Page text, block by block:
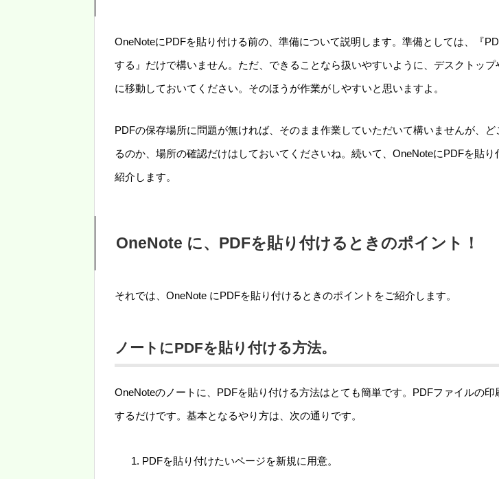
OneNoteにPDFを貼り付ける前の、準備について説明します。準備としては、『
する』だけで構いません。ただ、できることなら扱いやすいように、デスクトッ
に移動しておいてください。そのほうが作業がしやすいと思いますよ。
PDFの保存場所に問題が無ければ、そのまま作業していただいて構いませんが、ど
るのか、場所の確認だけはしておいてくださいね。続いて、OneNoteにPDFを貼り
紹介します。
OneNote に、PDFを貼り付けるときのポイント！
それでは、OneNote にPDFを貼り付けるときのポイントをご紹介します。
ノートにPDFを貼り付ける方法。
OneNoteのノートに、PDFを貼り付ける方法はとても簡単です。PDFファイルの印
するだけです。基本となるやり方は、次の通りです。
PDFを貼り付けたいページを新規に用意。